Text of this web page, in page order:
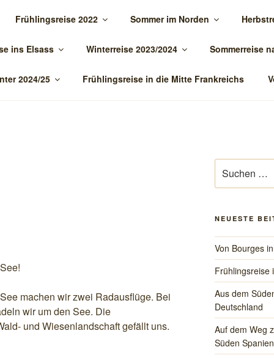
Frühlingsreise 2022 Sommer im Norden
ins Elsass Winterreise 2023/2024 Sommerreise
2024/25 Frühlingsreise in die Mitte Frankreichs
machen wir zwei Radausflüge. Bei
wir um den See. Die
und Wiesenlandschaft gefällt uns.
nach:
NEUESTE
Von Bourges
Frühlingsreise
Aus dem
Deutschland
Auf dem Weg
Süden